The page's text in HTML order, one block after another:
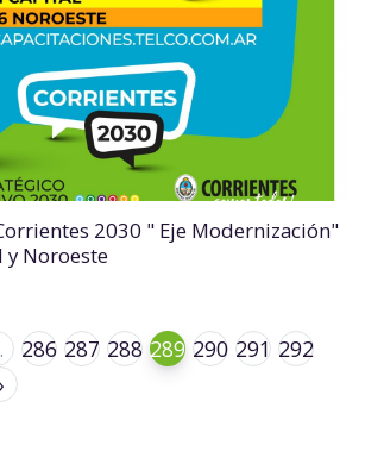
2030 " Eje Modernización"
y Noroeste
286 287 288 289 290 291 292
›